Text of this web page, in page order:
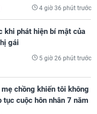
4 giờ 36 phút trước
khi phát hiện bí mật của
gái
5 giờ 26 phút trước
chồng khiến tôi không
cuộc hôn nhân 7 năm